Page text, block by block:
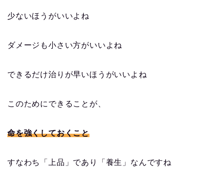
少ないほうがいいよね
ダメージも小さい方がいいよね
できるだけ治りが早いほうがいいよね
このためにできることが、
命を強くしておくこと
すなわち「上品」であり「養生」なんですね